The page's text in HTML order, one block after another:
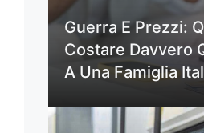
Guerra E Prezzi:
Costare Davvero
A Una Famiglia